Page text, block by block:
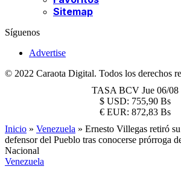
Sitemap
Síguenos
Advertise
© 2022 Caraota Digital. Todos los derechos
TASA BCV Jue 06/08
$ USD: 755,90 Bs
€ EUR: 872,83 Bs
Inicio » Venezuela » Ernesto Villegas retiró
defensor del Pueblo tras conocerse prórroga
Nacional
Venezuela